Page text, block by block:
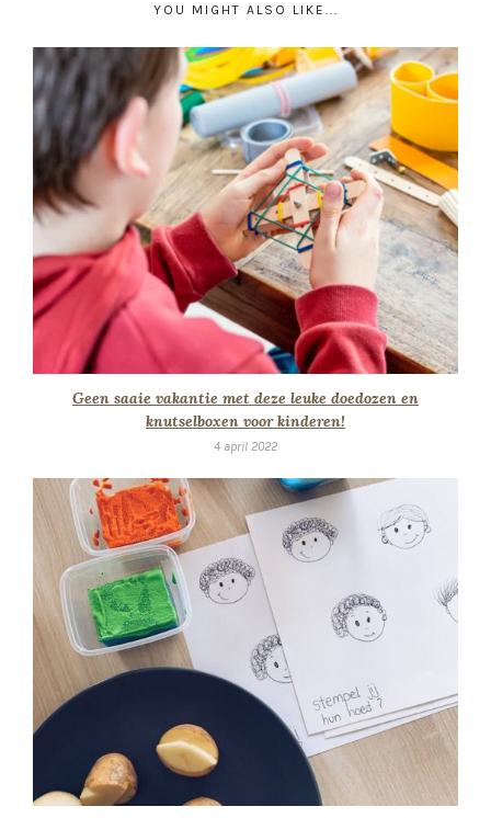
YOU MIGHT ALSO LIKE...
Geen saaie vakantie met deze leuke doedozen en
knutselboxen voor kinderen!
4 april 2022